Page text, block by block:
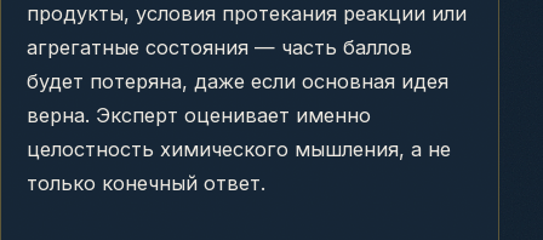
продукты, условия протекания реакции или
агрегатные состояния — часть баллов
будет потеряна, даже если основная идея
верна. Эксперт оценивает именно
целостность химического мышления, а не
только конечный ответ.